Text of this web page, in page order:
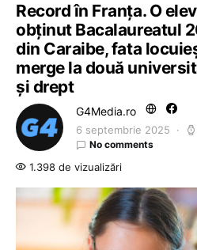
Record în Franța. O
obținut Bacalaureatul
din Caraibe, fata
merge la două
și drept
G4Media.ro
6 septembrie 2025
No comments
1.398 de vizualizări